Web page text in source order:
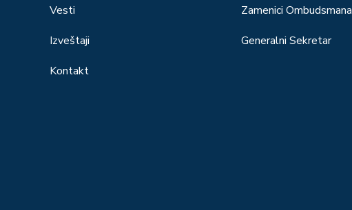
Vesti
Izveštaji
Kontakt
Zamenici Ombudsmana
Generalni Sekretar